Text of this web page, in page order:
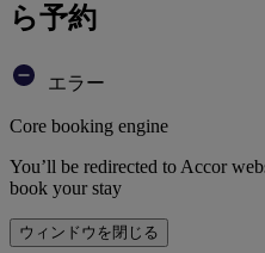
ら予約
エラー
Core booking engine
You’ll be redirected to Accor
book your stay
ウィンドウを閉じる